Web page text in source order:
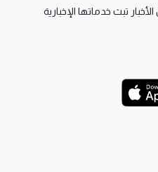
تبث خدماتها الإخبارية